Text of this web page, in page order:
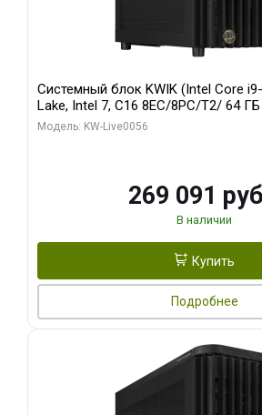
Системный блок KWIK (Intel Core
Lake, Intel 7, C16 8EC/8PC/T2/ 64
Palit RTX5080 INFINITY 3 OC 16GB
Модель: KW-Live0056
269 091
В наличии
Купить
Подробнее